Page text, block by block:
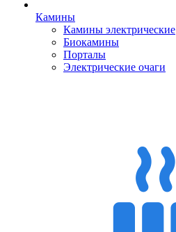
Камины
Камины электрические
Биокамины
Порталы
Электрические очаги